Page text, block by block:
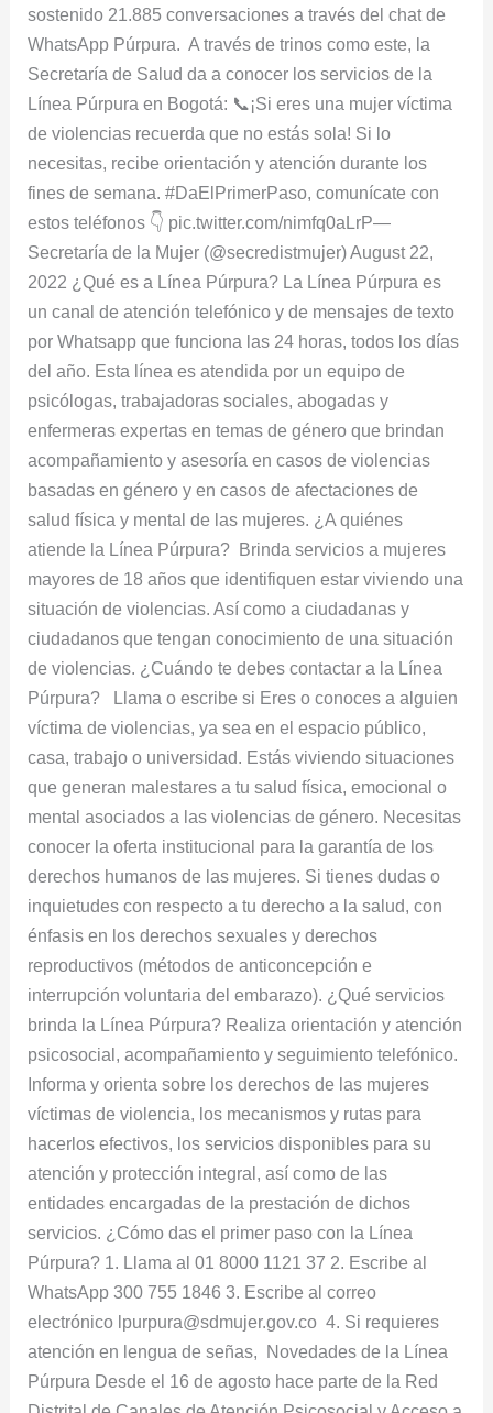
sostenido 21.885 conversaciones a través del chat de
WhatsApp Púrpura. A través de trinos como este, la
Secretaría de Salud da a conocer los servicios de la
Línea Púrpura en Bogotá: 📞¡Si eres una mujer víctima
de violencias recuerda que no estás sola! Si lo
necesitas, recibe orientación y atención durante los
fines de semana. #DaElPrimerPaso, comunícate con
estos teléfonos 👇 pic.twitter.com/nimfq0aLrP—
Secretaría de la Mujer (@secredistmujer) August 22,
2022 ¿Qué es a Línea Púrpura? La Línea Púrpura es
un canal de atención telefónico y de mensajes de texto
por Whatsapp que funciona las 24 horas, todos los días
del año. Esta línea es atendida por un equipo de
psicólogas, trabajadoras sociales, abogadas y
enfermeras expertas en temas de género que brindan
acompañamiento y asesoría en casos de violencias
basadas en género y en casos de afectaciones de
salud física y mental de las mujeres. ¿A quiénes
atiende la Línea Púrpura? Brinda servicios a mujeres
mayores de 18 años que identifiquen estar viviendo una
situación de violencias. Así como a ciudadanas y
ciudadanos que tengan conocimiento de una situación
de violencias. ¿Cuándo te debes contactar a la Línea
Púrpura? Llama o escribe si Eres o conoces a alguien
víctima de violencias, ya sea en el espacio público,
casa, trabajo o universidad. Estás viviendo situaciones
que generan malestares a tu salud física, emocional o
mental asociados a las violencias de género. Necesitas
conocer la oferta institucional para la garantía de los
derechos humanos de las mujeres. Si tienes dudas o
inquietudes con respecto a tu derecho a la salud, con
énfasis en los derechos sexuales y derechos
reproductivos (métodos de anticoncepción e
interrupción voluntaria del embarazo). ¿Qué servicios
brinda la Línea Púrpura? Realiza orientación y atención
psicosocial, acompañamiento y seguimiento telefónico.
Informa y orienta sobre los derechos de las mujeres
víctimas de violencia, los mecanismos y rutas para
hacerlos efectivos, los servicios disponibles para su
atención y protección integral, así como de las
entidades encargadas de la prestación de dichos
servicios. ¿Cómo das el primer paso con la Línea
Púrpura? 1. Llama al 01 8000 1121 37 2. Escribe al
WhatsApp 300 755 1846 3. Escribe al correo
electrónico lpurpura@sdmujer.gov.co 4. Si requieres
atención en lengua de señas, Novedades de la Línea
Púrpura Desde el 16 de agosto hace parte de la Red